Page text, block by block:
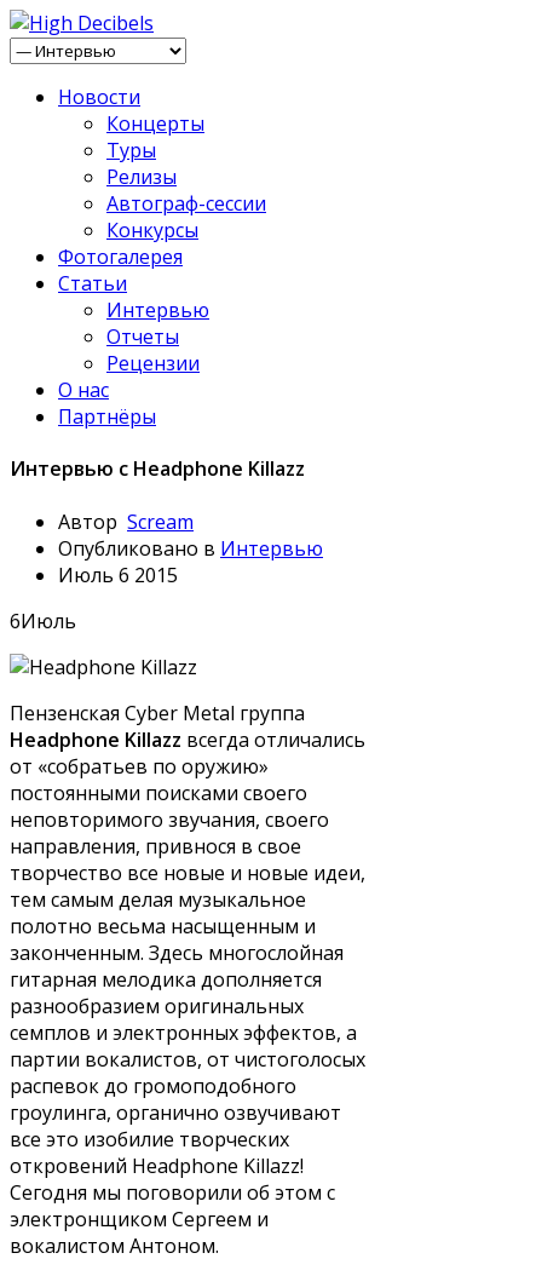
Новости
Концерты
Туры
Релизы
Автограф-сессии
Конкурсы
Фотогалерея
Статьи
Интервью
Отчеты
Рецензии
О нас
Партнёры
Интервью с Headphone Killazz
Автор Scream
Опубликовано в Интервью
Июль 6 2015
6Июль
Пензенская Cyber Metal группа
Headphone Killazz всегда отличались
от «собратьев по оружию»
постоянными поисками своего
неповторимого звучания, своего
направления, привнося в свое
творчество все новые и новые идеи,
тем самым делая музыкальное
полотно весьма насыщенным и
законченным. Здесь многослойная
гитарная мелодика дополняется
разнообразием оригинальных
семплов и электронных эффектов, а
партии вокалистов, от чистоголосых
распевок до громоподобного
гроулинга, органично озвучивают
все это изобилие творческих
откровений Headphone Killazz!
Сегодня мы поговорили об этом с
электронщиком Сергеем и
вокалистом Антоном.